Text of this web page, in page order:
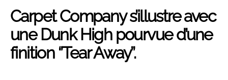
Carpet Company s’illustre avec
une Dunk High pourvue d’une
finition ‘’Tear Away’’.